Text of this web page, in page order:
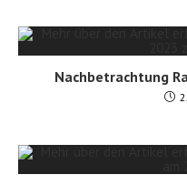
Nachbetrachtung